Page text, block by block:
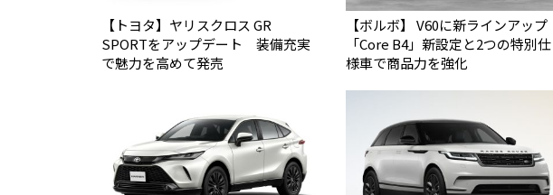
【トヨタ】ヤリスクロス GR
SPORTをアップデート 装備充実
で魅力を高めて発売
【ボルボ】 V60に新ラインアップ
「Core B4」新設定と2つの特別仕
様車で商品力を強化